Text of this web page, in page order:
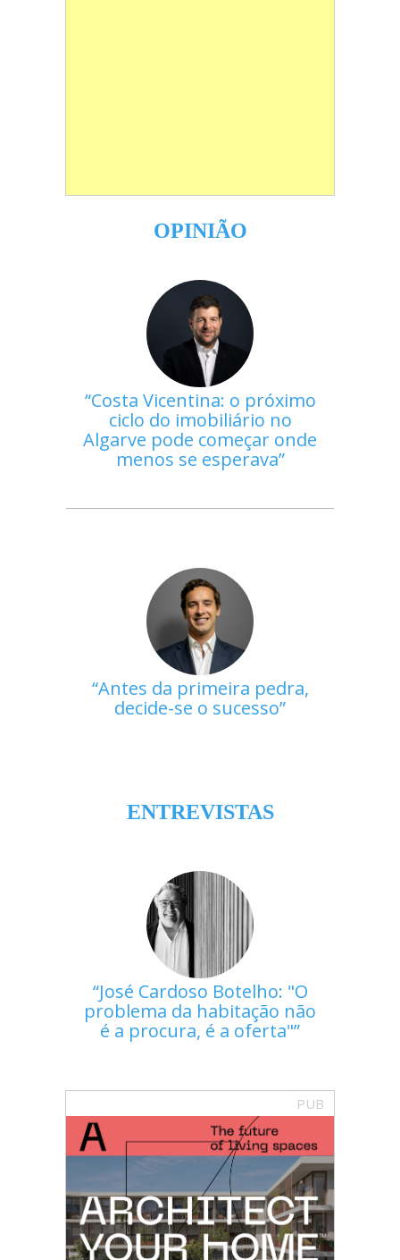
OPINIÃO
Costa Vicentina: o próximo
ciclo do imobiliário no
Algarve pode começar onde
menos se esperava
Antes da primeira pedra,
decide-se o sucesso
ENTREVISTAS
José Cardoso Botelho: "O
problema da habitação não
é a procura, é a oferta"
PUB